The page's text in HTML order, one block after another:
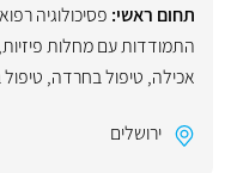
תחום ראשי: פסיכולוגיה
התמודדות עם מחלות פיזיות,
אכילה, טיפול בחרדה,
ירושלים